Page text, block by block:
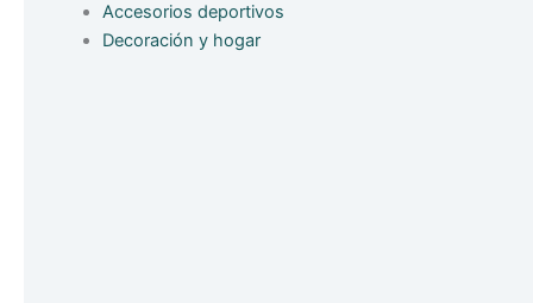
Accesorios deportivos
Decoración y hogar